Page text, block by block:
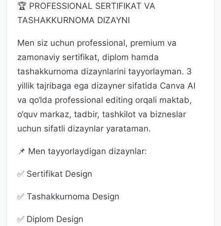
🏆 PROFESSIONAL SERTIFIKAT VA
TASHAKKURNOMA DIZAYNI
Men siz uchun professional, premium va
zamonaviy sertifikat, diplom hamda
tashakkurnoma dizaynlarini tayyorlayman. 3
yillik tajribaga ega dizayner sifatida Canva AI
va qo‘lda professional editing orqali maktab,
o‘quv markaz, tadbir, tashkilot va bizneslar
uchun sifatli dizaynlar yarataman.
📌 Men tayyorlaydigan dizaynlar:
✅ Sertifikat Design
✅ Tashakkurnoma Design
✅ Diplom Design